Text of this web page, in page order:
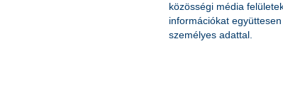
közösségi média
információkat
személyes adattal.